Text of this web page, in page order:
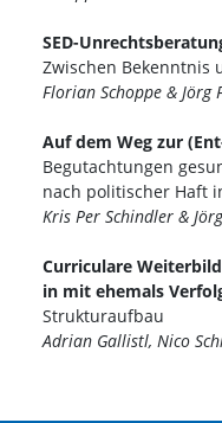
SED-
Zwischen Bekenntnis
Florian Schoppe & Jörg
Auf dem Weg zur
Begutachtungen
nach politischer Haft
Kris Per Schindler &
Curriculare
in mit ehemals
Strukturaufbau
Adrian Gallistl, Nico